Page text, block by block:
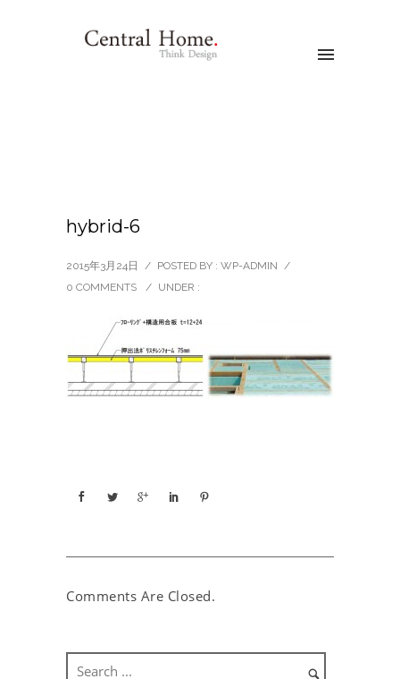
hybrid-6
2015年3月24日 / POSTED BY : WP-ADMIN /
0 COMMENTS
/ UNDER :
Comments Are Closed.